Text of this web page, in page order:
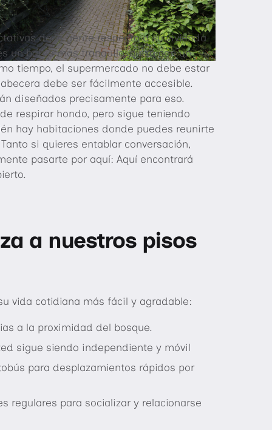
de la gente respecto a su vivienda
un barrio más tranquilo, quizá con un
tiempo, el supermercado no debe estar
debe ser fácilmente accesible.
diseñados precisamente para eso.
respirar hondo, pero sigue teniendo
hay habitaciones donde puedes reunirte
si quieres entablar conversación,
pasarte por aquí: Aquí encontrará
a nuestros pisos
vida cotidiana más fácil y agradable:
a la proximidad del bosque.
sigue siendo independiente y móvil
para desplazamientos rápidos por
regulares para socializar y relacionarse